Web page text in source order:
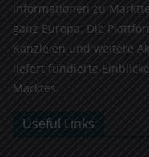
Informationen zu
ganz Europa. Die
Kanzleien und weitere
liefert fundierte
Marktes.
Useful Links